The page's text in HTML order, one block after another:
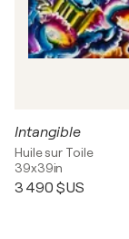
Intangible
Huile sur Toile
39x39in
3 490 $US